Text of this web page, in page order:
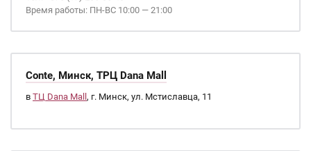
Время работы: ПН-ВС 10:00 — 21:00
Conte, Минск, ТРЦ Dana Mall
в ТЦ Dana Mall , г. Минск, ул. Мстиславца, 11